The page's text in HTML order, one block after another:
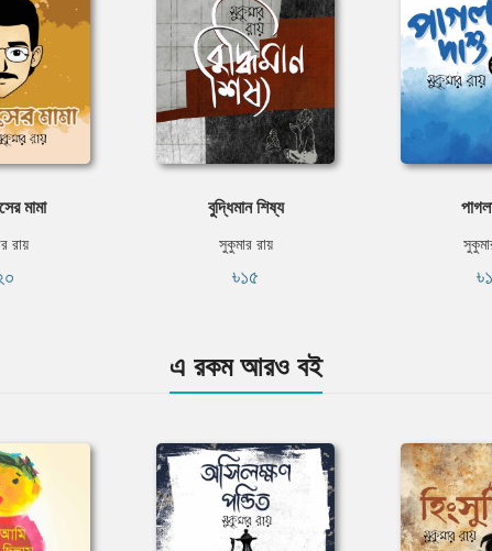
মামা
রায়
বুদ্ধিমান শিষ্য
সুকুমার রায়
৳১৫
এ রকম আরও বই